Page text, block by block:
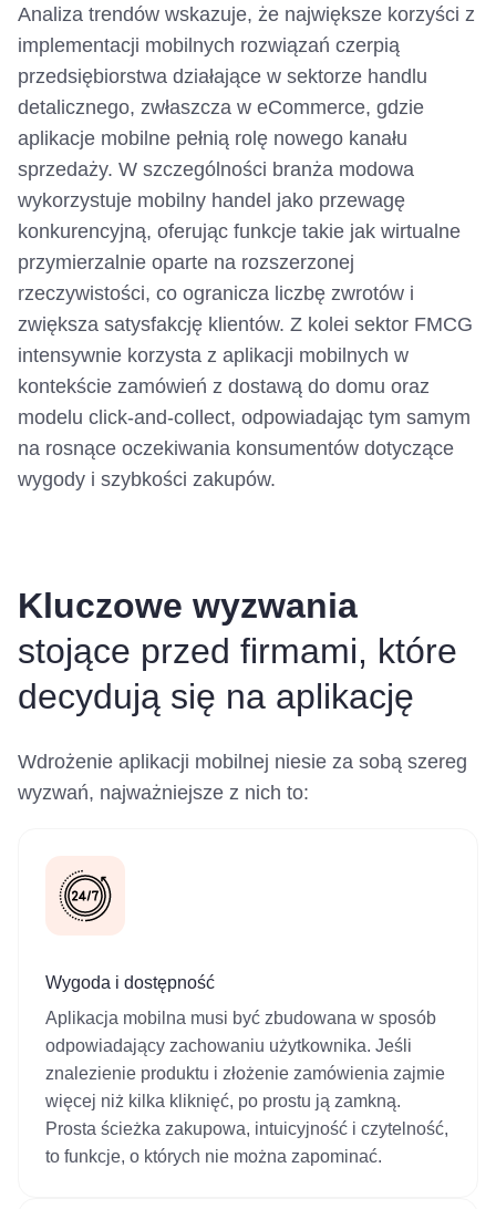
Analiza trendów wskazuje, że największe korzyści z
implementacji mobilnych rozwiązań czerpią
przedsiębiorstwa działające w sektorze handlu
detalicznego, zwłaszcza w eCommerce, gdzie
aplikacje mobilne pełnią rolę nowego kanału
sprzedaży. W szczególności branża modowa
wykorzystuje mobilny handel jako przewagę
konkurencyjną, oferując funkcje takie jak wirtualne
przymierzalnie oparte na rozszerzonej
rzeczywistości, co ogranicza liczbę zwrotów i
zwiększa satysfakcję klientów. Z kolei sektor FMCG
intensywnie korzysta z aplikacji mobilnych w
kontekście zamówień z dostawą do domu oraz
modelu click-and-collect, odpowiadając tym samym
na rosnące oczekiwania konsumentów dotyczące
wygody i szybkości zakupów.
Kluczowe wyzwania
stojące przed firmami, które
decydują się na aplikację
Wdrożenie aplikacji mobilnej niesie za sobą szereg
wyzwań, najważniejsze z nich to:
Wygoda i dostępność
Aplikacja mobilna musi być zbudowana w sposób
odpowiadający zachowaniu użytkownika. Jeśli
znalezienie produktu i złożenie zamówienia zajmie
więcej niż kilka kliknięć, po prostu ją zamkną.
Prosta ścieżka zakupowa, intuicyjność i czytelność,
to funkcje, o których nie można zapominać.